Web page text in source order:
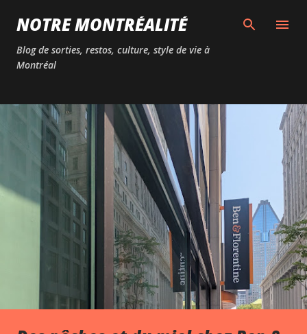
Passer au contenu principal
NOTRE MONTRÉALITÉ
Blog de sorties, restos, culture, style de vie à
Montréal